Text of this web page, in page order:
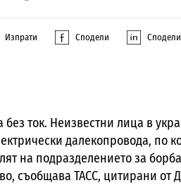
Изпрати Сподели Сподели
без ток. Неизвестни лица в
далекопровода, по
на подразделението за
съобщава ТАСС, цитирани от